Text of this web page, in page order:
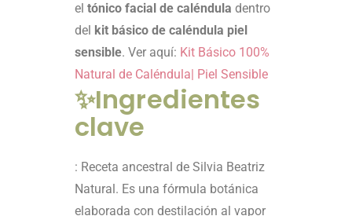
el tónico facial de caléndula dentro
del kit básico de caléndula piel
sensible. Ver aquí: Kit Básico 100%
Natural de Caléndula| Piel Sensible
✨Ingredientes
clave
: Receta ancestral de Silvia Beatriz
Natural. Es una fórmula botánica
elaborada con destilación al vapor